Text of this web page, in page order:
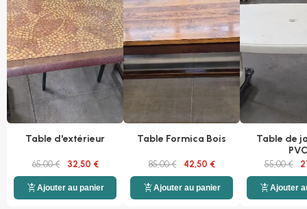
Table d'extérieur
65,00 € 32,50 €
add_shopping_cartAjouter au panier
Table Formica Bois
85,00 € 42,50 €
add_shopping_cartAjouter au panier
Table de
PVC
55,00 €
add_shopping_cartAjouter